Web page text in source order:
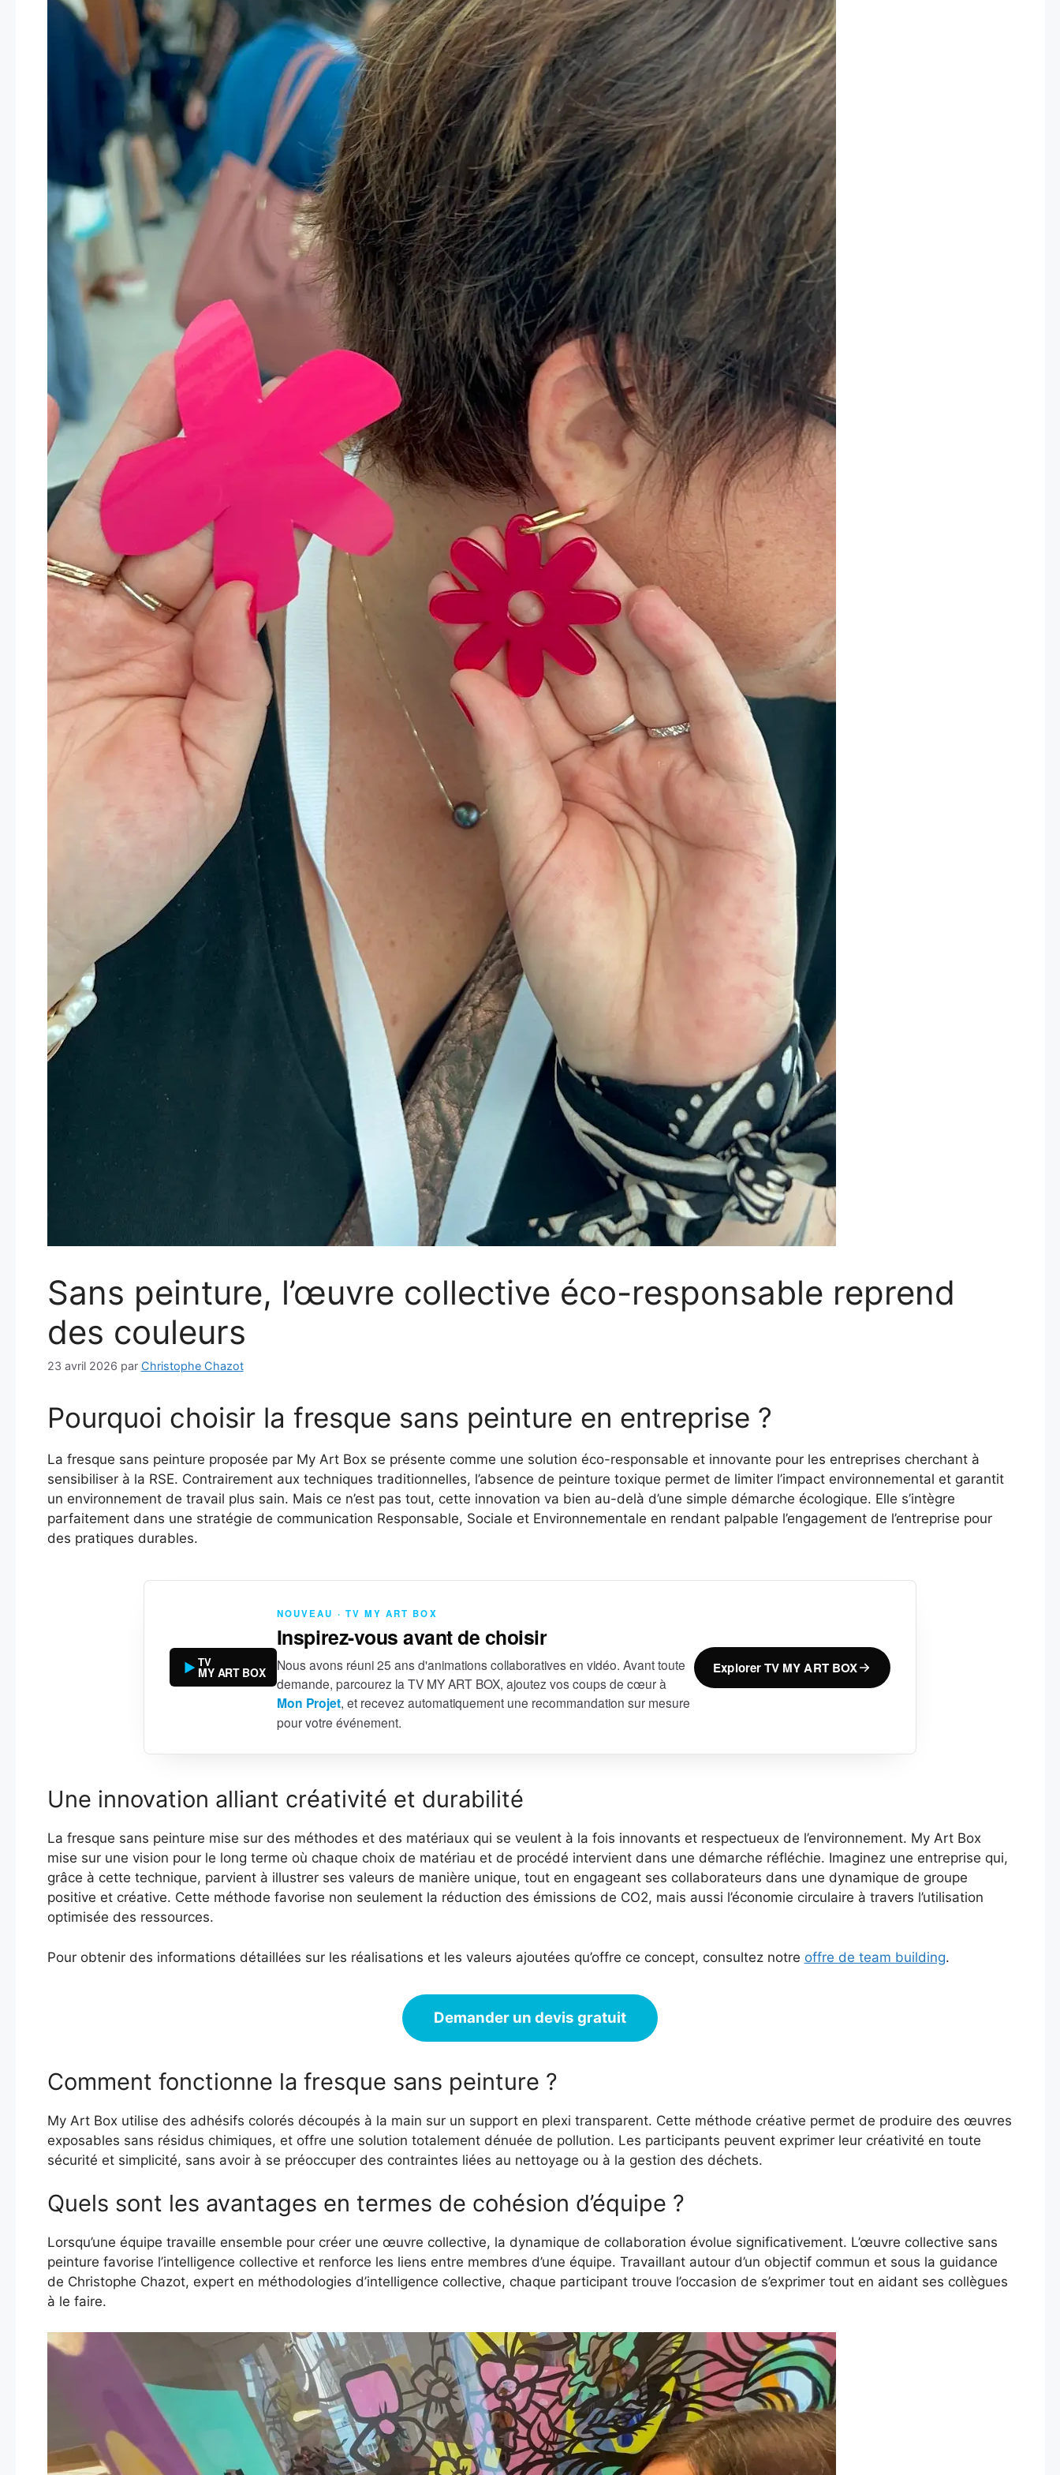
Sans peinture, l’œuvre collective éco-responsable reprend
des couleurs
23 avril 2026 par Christophe Chazot
Pourquoi choisir la fresque sans peinture en entreprise ?
La fresque sans peinture proposée par My Art Box se présente comme une solution éco-responsable et innovante pour les entreprises cherchant à
sensibiliser à la RSE. Contrairement aux techniques traditionnelles, l’absence de peinture toxique permet de limiter l’impact environnemental et garantit
un environnement de travail plus sain. Mais ce n’est pas tout, cette innovation va bien au-delà d’une simple démarche écologique. Elle s’intègre
parfaitement dans une stratégie de communication Responsable, Sociale et Environnementale en rendant palpable l’engagement de l’entreprise pour
des pratiques durables.
TV
MY ART BOX
NOUVEAU · TV MY ART BOX
Inspirez-vous avant de choisir
Nous avons réuni 25 ans d'animations collaboratives en vidéo. Avant toute
demande, parcourez la TV MY ART BOX, ajoutez vos coups de cœur à
Mon Projet, et recevez automatiquement une recommandation sur mesure
pour votre événement.
Explorer TV MY ART BOX
Une innovation alliant créativité et durabilité
La fresque sans peinture mise sur des méthodes et des matériaux qui se veulent à la fois innovants et respectueux de l’environnement. My Art Box
mise sur une vision pour le long terme où chaque choix de matériau et de procédé intervient dans une démarche réfléchie. Imaginez une entreprise qui,
grâce à cette technique, parvient à illustrer ses valeurs de manière unique, tout en engageant ses collaborateurs dans une dynamique de groupe
positive et créative. Cette méthode favorise non seulement la réduction des émissions de CO2, mais aussi l’économie circulaire à travers l’utilisation
optimisée des ressources.
Pour obtenir des informations détaillées sur les réalisations et les valeurs ajoutées qu’offre ce concept, consultez notre offre de team building.
Demander un devis gratuit
Comment fonctionne la fresque sans peinture ?
My Art Box utilise des adhésifs colorés découpés à la main sur un support en plexi transparent. Cette méthode créative permet de produire des œuvres
exposables sans résidus chimiques, et offre une solution totalement dénuée de pollution. Les participants peuvent exprimer leur créativité en toute
sécurité et simplicité, sans avoir à se préoccuper des contraintes liées au nettoyage ou à la gestion des déchets.
Quels sont les avantages en termes de cohésion d’équipe ?
Lorsqu’une équipe travaille ensemble pour créer une œuvre collective, la dynamique de collaboration évolue significativement. L’œuvre collective sans
peinture favorise l’intelligence collective et renforce les liens entre membres d’une équipe. Travaillant autour d’un objectif commun et sous la guidance
de Christophe Chazot, expert en méthodologies d’intelligence collective, chaque participant trouve l’occasion de s’exprimer tout en aidant ses collègues
à le faire.